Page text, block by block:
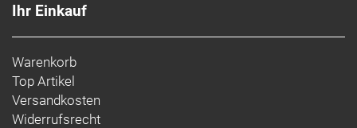
Ihr Einkauf
Warenkorb
Top Artikel
Versandkosten
Widerrufsrecht